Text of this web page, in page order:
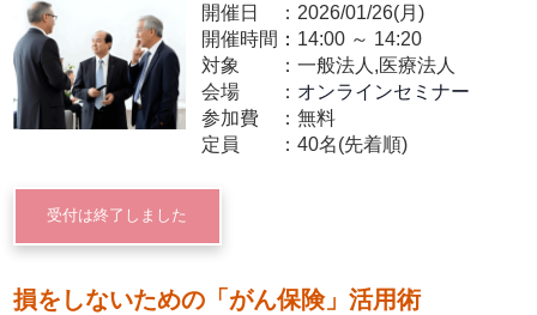
開催日
2026/01/26(月)
開催時間： 14:00～ 14:20
対象
一般法人,医療法人
会場
オンラインセミナー
参加費
無料
定員
40名(先着順)
受付は終了しました
損をしないための「がん保険」活用術